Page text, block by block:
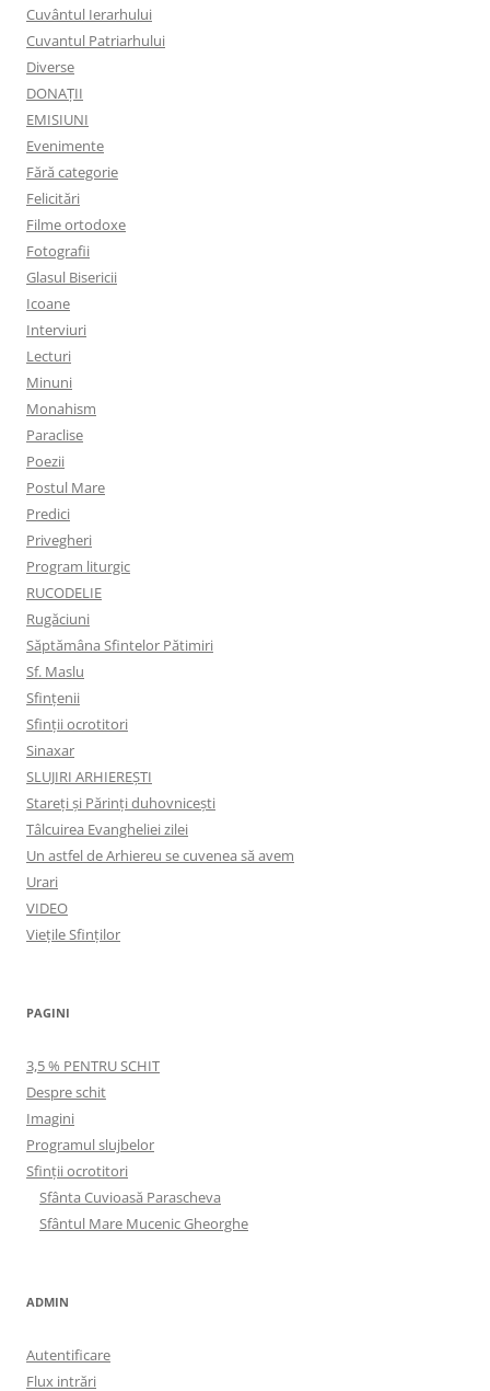
Cuvântul Ierarhului
Cuvantul Patriarhului
Diverse
DONAȚII
EMISIUNI
Evenimente
Fără categorie
Felicitări
Filme ortodoxe
Fotografii
Glasul Bisericii
Icoane
Interviuri
Lecturi
Minuni
Monahism
Paraclise
Poezii
Postul Mare
Predici
Privegheri
Program liturgic
RUCODELIE
Rugăciuni
Săptămâna Sfintelor Pătimiri
Sf. Maslu
Sfințenii
Sfinții ocrotitori
Sinaxar
SLUJIRI ARHIEREȘTI
Stareți și Părinți duhovnicești
Tâlcuirea Evangheliei zilei
Un astfel de Arhiereu se cuvenea să avem
Urari
VIDEO
Viețile Sfinților
PAGINI
3,5 % PENTRU SCHIT
Despre schit
Imagini
Programul slujbelor
Sfinţii ocrotitori
Sfânta Cuvioasă Parascheva
Sfântul Mare Mucenic Gheorghe
ADMIN
Autentificare
Flux intrări